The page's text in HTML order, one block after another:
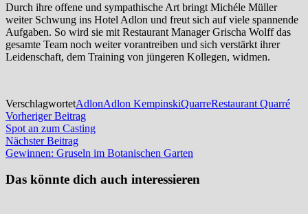
Durch ihre offene und sympathische Art bringt Michéle Müller
weiter Schwung ins Hotel Adlon und freut sich auf viele spannende
Aufgaben. So wird sie mit Restaurant Manager Grischa Wolff das
gesamte Team noch weiter vorantreiben und sich verstärkt ihrer
Leidenschaft, dem Training von jüngeren Kollegen, widmen.
VerschlagwortetAdlonAdlon KempinskiQuarreRestaurant Quarré
Beitragsnavigation
Vorheriger BeitragVorheriger
Beitrag:
Spot an zum Casting
Nächster BeitragNächster
Beitrag:
Gewinnen: Gruseln im Botanischen Garten
Das könnte dich auch interessieren